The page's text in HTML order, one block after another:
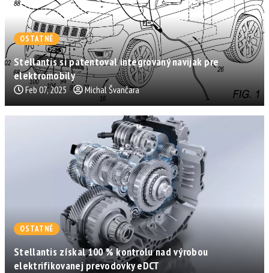
OSTATNÉ
Stellantis si patentoval integrovaný navijak pre
elektromobily
Feb 07, 2025 Michal Švančara
OSTATNÉ
Stellantis získal 100 % kontrolu nad výrobou
elektrifikovanej prevodovky eDCT